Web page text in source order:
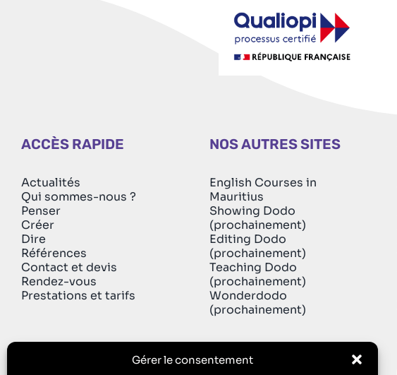
Gérer le consentement
ACCÈS RAPIDE
Actualités
Qui sommes-nous ?
Penser
Créer
Dire
Références
Contact et devis
Rendez-vous
Prestations et tarifs
NOS AUTRES SITES
English Courses in
Mauritius
Showing Dodo
(prochainement)
Editing Dodo
(prochainement)
Teaching Dodo
(prochainement)
Wonderdodo
(prochainement)